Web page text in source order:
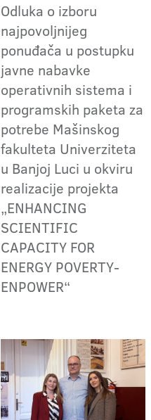
Odluka o izboru
najpovoljnijeg
ponuđača u postupku
javne nabavke
operativnih sistema i
programskih paketa za
potrebe Mašinskog
fakulteta Univerziteta
u Banjoj Luci u okviru
realizacije projekta
„ENHANCING
SCIENTIFIC
CAPACITY FOR
ENERGY POVERTY-
ENPOWER“